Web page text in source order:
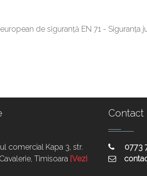
de siguranță EN 71 - Siguranța
comercial Kapa 3, str.
Timisoara [Vezi
Contact
0773